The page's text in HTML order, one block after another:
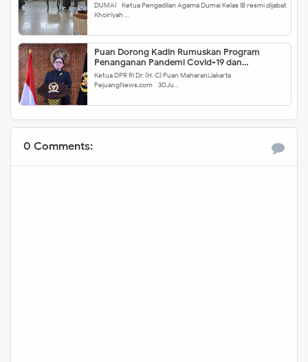
DUMAI - Ketua Pengadilan Agama Dumai Kelas IB resmi dijabat
Khoiriyah …
Puan Dorong Kadin Rumuskan Program
Penanganan Pandemi Covid-19 dan
Pemulihannya
Ketua DPR RI Dr. (H. C) Puan MaharaniJakarta –
PejuangNews.com - 30 Ju…
0 Comments: